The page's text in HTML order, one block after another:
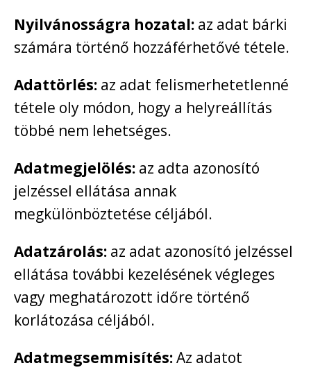
Nyilvánosságra hozatal: az adat bárki
számára történő hozzáférhetővé tétele.
Adattörlés: az adat felismerhetetlenné
tétele oly módon, hogy a helyreállítás
többé nem lehetséges.
Adatmegjelölés: az adta azonosító
jelzéssel ellátása annak
megkülönböztetése céljából.
Adatzárolás: az adat azonosító jelzéssel
ellátása további kezelésének végleges
vagy meghatározott időre történő
korlátozása céljából.
Adatmegsemmisítés:Az adatot